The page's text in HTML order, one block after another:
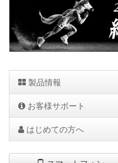
製品情報
お客様サポート
はじめての方へ